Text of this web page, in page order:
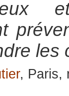
les
, Paris,